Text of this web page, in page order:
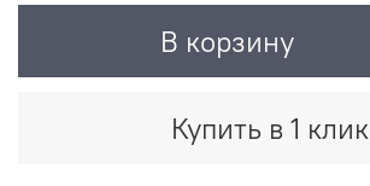
В корзину
Купить в 1 клик